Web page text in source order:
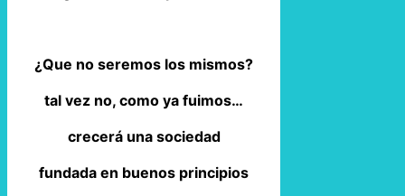
¿Que no seremos los mismos?
tal vez no, como ya fuimos…
crecerá una sociedad
fundada en buenos principios